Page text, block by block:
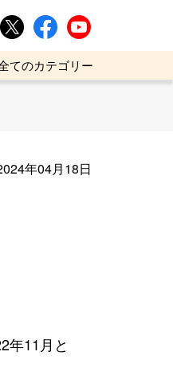
年04月18日
年11月と